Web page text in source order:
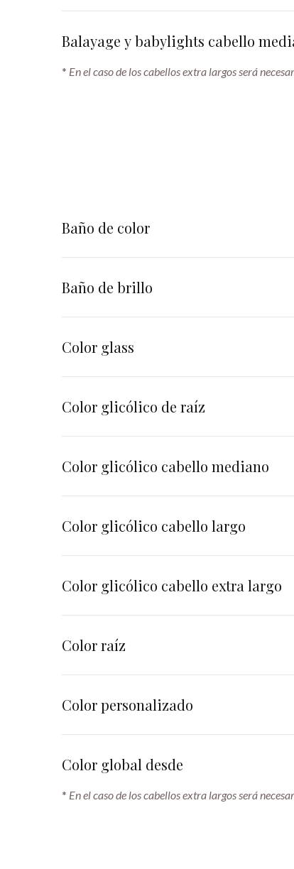
Balayage y babylights cabello
* En el caso de los cabellos extra largos será
Baño de color
Baño de brillo
Color glass
Color glicólico de raíz
Color glicólico cabello mediano
Color glicólico cabello largo
Color glicólico cabello extra largo
Color raíz
Color personalizado
Color global desde
* En el caso de los cabellos extra largos será